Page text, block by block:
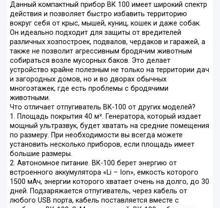
Данный компактный прибор ВК 100 имеет широкий спектр
действия и позволяет быстро избавить территорию
вокруг себя от крыс, мышей, куниц, кошек и даже собак.
Он идеально подходит для защиты от вредителей
различных хозпостроек, подвалов, чердаков и гаражей, а
также не позволит агрессивным бродячим животным
собираться возле мусорных баков. Это делает
устройство крайне полезным не только на территории дач
и загородных домов, но и во дворах обычных
многоэтажек, где есть проблемы с бродячими
животными.
Что отличает отпугиватель ВК-100 от других моделей?
1. Площадь покрытия 40 м². Генератора, который издает
мощный ультразвук, будет хватать на средние помещения
по размеру. При необходимости вы всегда можете
установить несколько приборов, если площадь имеет
большие размеры.
2. Автономное питание. ВК-100 берет энергию от
встроенного аккумулятора «Li – Ion», емкость которого
1500 мАч, энергии которого хватает очень на долго, до 30
дней. Подзаряжается отпугиватель, через кабель от
любого USB порта, кабель поставляется вместе с